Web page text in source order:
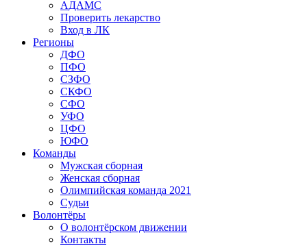
АДАМС
Проверить лекарство
Вход в ЛК
Регионы
ДФО
ПФО
СЗФО
СКФО
СФО
УФО
ЦФО
ЮФО
Команды
Мужская сборная
Женская сборная
Олимпийская команда 2021
Судьи
Волонтёры
О волонтёрском движении
Контакты